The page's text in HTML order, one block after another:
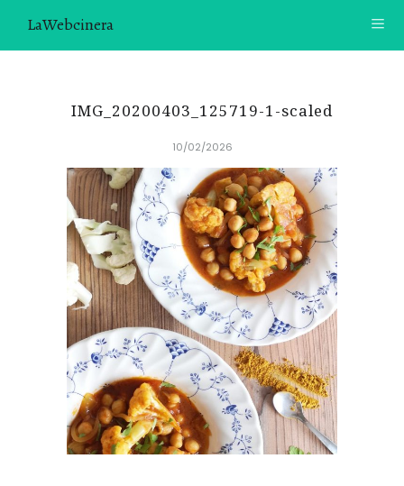
LaWebcinera
CONTACTO
SOBRE MÍ
¿TE GUSTARÍA UNIRTE A NUESTRA AVENTURA GASTRON
ÚNETE A LA NEWSLETTER
RECOMENDACIONES
IMG_20200403_125719-1-scaled
10/02/2026